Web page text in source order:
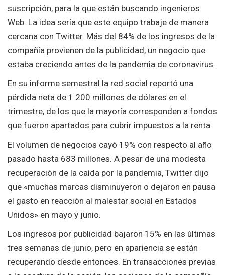
suscripción, para la que están buscando ingenieros
Web. La idea sería que este equipo trabaje de manera
cercana con Twitter. Más del 84% de los ingresos de la
compañía provienen de la publicidad, un negocio que
estaba creciendo antes de la pandemia de coronavirus.
En su informe semestral la red social reportó una
pérdida neta de 1.200 millones de dólares en el
trimestre, de los que la mayoría corresponden a fondos
que fueron apartados para cubrir impuestos a la renta.
El volumen de negocios cayó 19% con respecto al año
pasado hasta 683 millones. A pesar de una modesta
recuperación de la caída por la pandemia, Twitter dijo
que «muchas marcas disminuyeron o dejaron en pausa
el gasto en reacción al malestar social en Estados
Unidos» en mayo y junio.
Los ingresos por publicidad bajaron 15% en las últimas
tres semanas de junio, pero en apariencia se están
recuperando desde entonces. En transacciones previas